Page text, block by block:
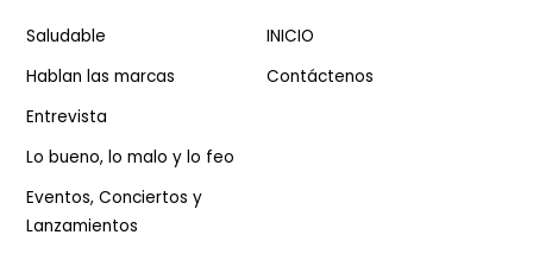
Saludable
Hablan las marcas
Entrevista
Lo bueno, lo malo y lo feo
Eventos, Conciertos y
Lanzamientos
INICIO
Contáctenos